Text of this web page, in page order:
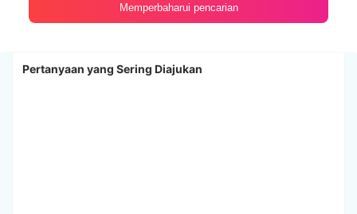
Memperbaharui pencarian
Pertanyaan yang Sering Diajukan